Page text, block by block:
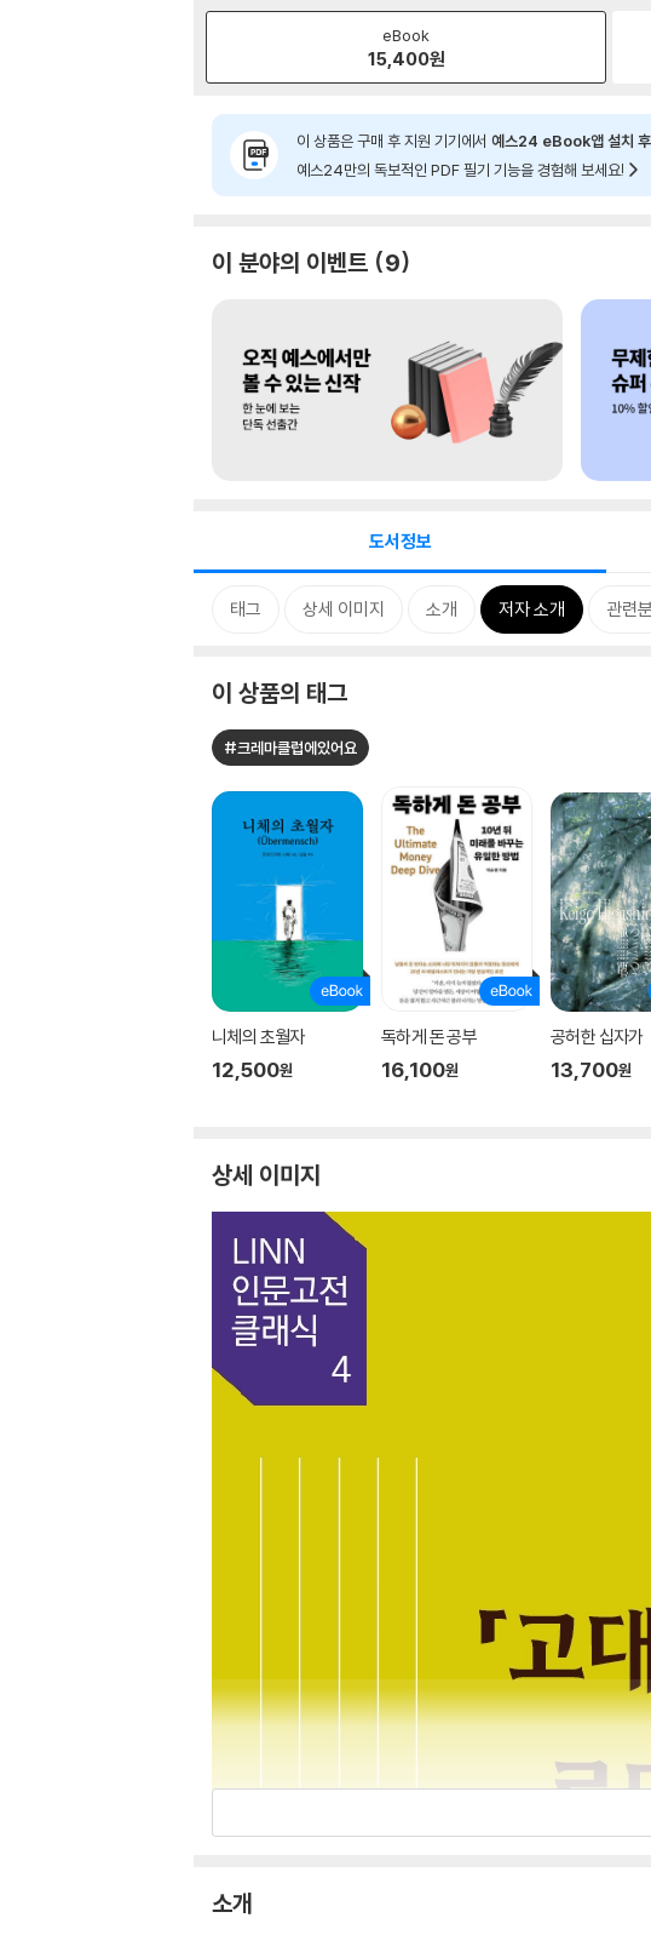
eBook
15,400원
이 상품은 구매 후 지원 기기에서 예스24 eBook앱 설치 후
예스24만의 독보적인 PDF 필기 기능을 경험해 보세요!
이 분야의 이벤트 9
도서정보
태그 상세 이미지 소개 저자 소개 관련
이 상품의 태그
#크레마클럽에있어요
니체의 초월자
12,500원
독하게 돈 공부
16,100원
공허한 십자가
13,700원
상세 이미지
소개